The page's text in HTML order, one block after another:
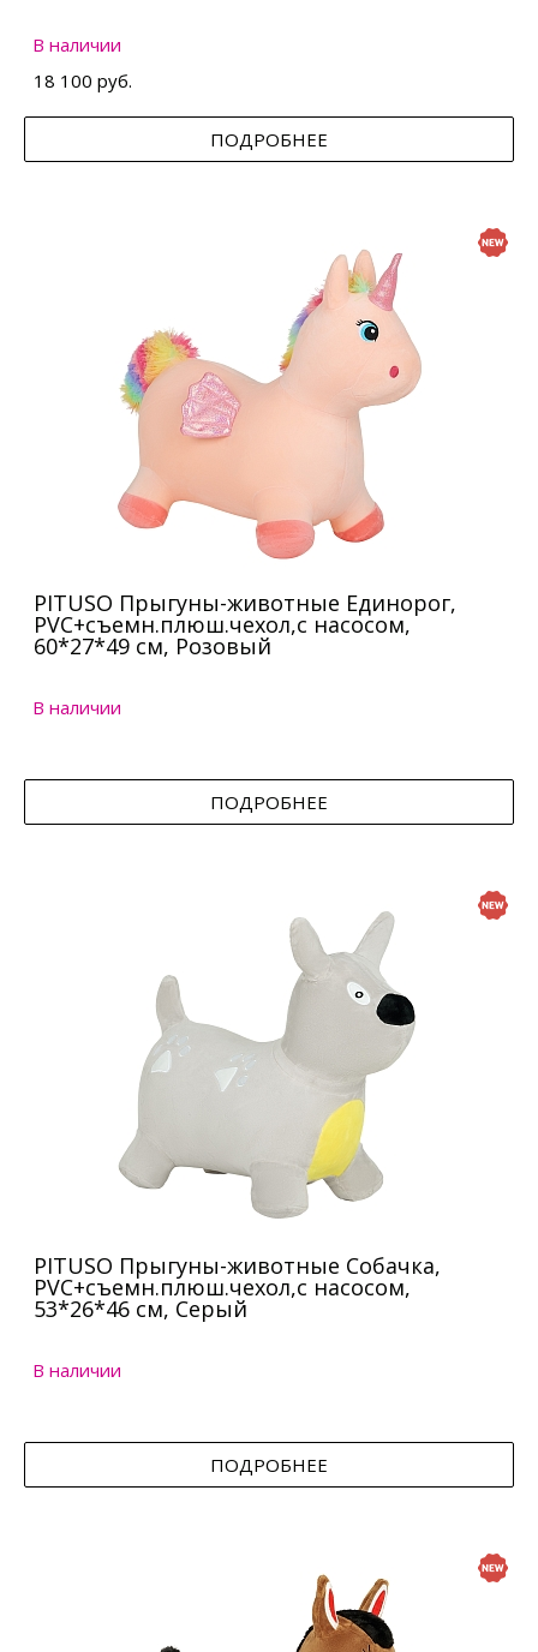
В наличии
18 100 руб.
ПОДРОБНЕЕ
PITUSO Прыгуны-животные Единорог,
PVC+съемн.плюш.чехол,с насосом,
60*27*49 см, Розовый
В наличии
ПОДРОБНЕЕ
PITUSO Прыгуны-животные Собачка,
PVC+съемн.плюш.чехол,с насосом,
53*26*46 см, Серый
В наличии
ПОДРОБНЕЕ